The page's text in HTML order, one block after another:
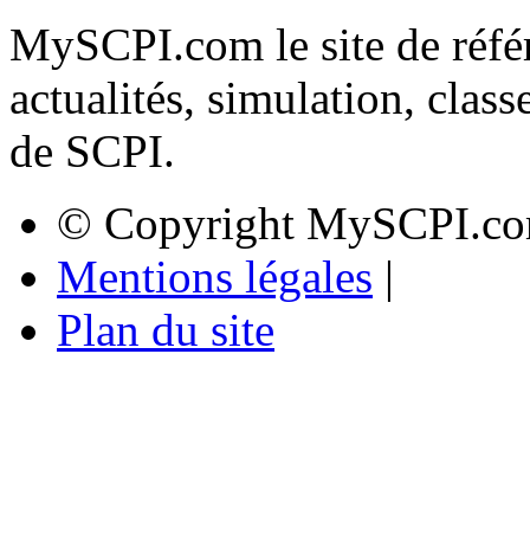
MySCPI.com le site de
actualités, simulation,
de SCPI.
© Copyright
Mentions légales |
Plan du site